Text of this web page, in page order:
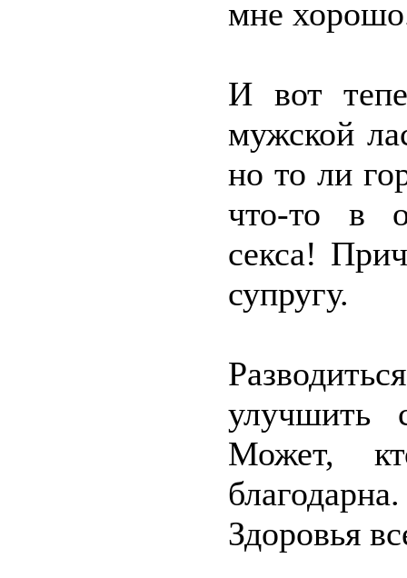
мне
И вот
мужской
но то ли
что-то в
секса!
супругу.
улучшить
Может,
Здоровья